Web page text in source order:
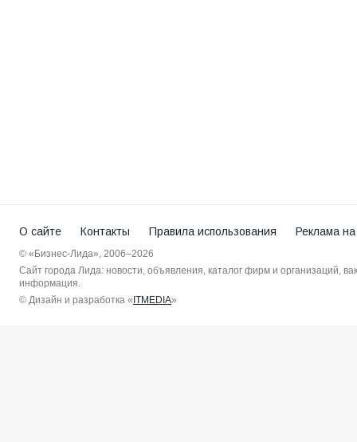
О сайте Контакты Правила использования Реклама
© «Бизнес-Лида», 2006–2026
Сайт города Лида: новости, объявления, каталог фирм и организаций,
информация.
© Дизайн и разработка «ITMEDIA»